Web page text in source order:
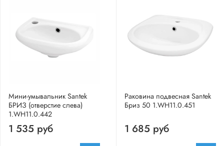
Мини-умывальник Santek
БРИЗ (отверстие слева)
1.WH11.0.442
1 535 руб
Раковина подвесная Santek
Бриз 50 1.WH11.0.451
1 685 руб